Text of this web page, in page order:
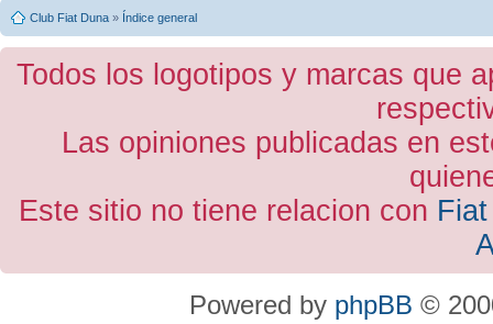
Club Fiat Duna » Índice general
Todos los logotipos y marcas que
Las opiniones publicadas en
Este sitio no tiene relacion con
Powered by phpBB ©